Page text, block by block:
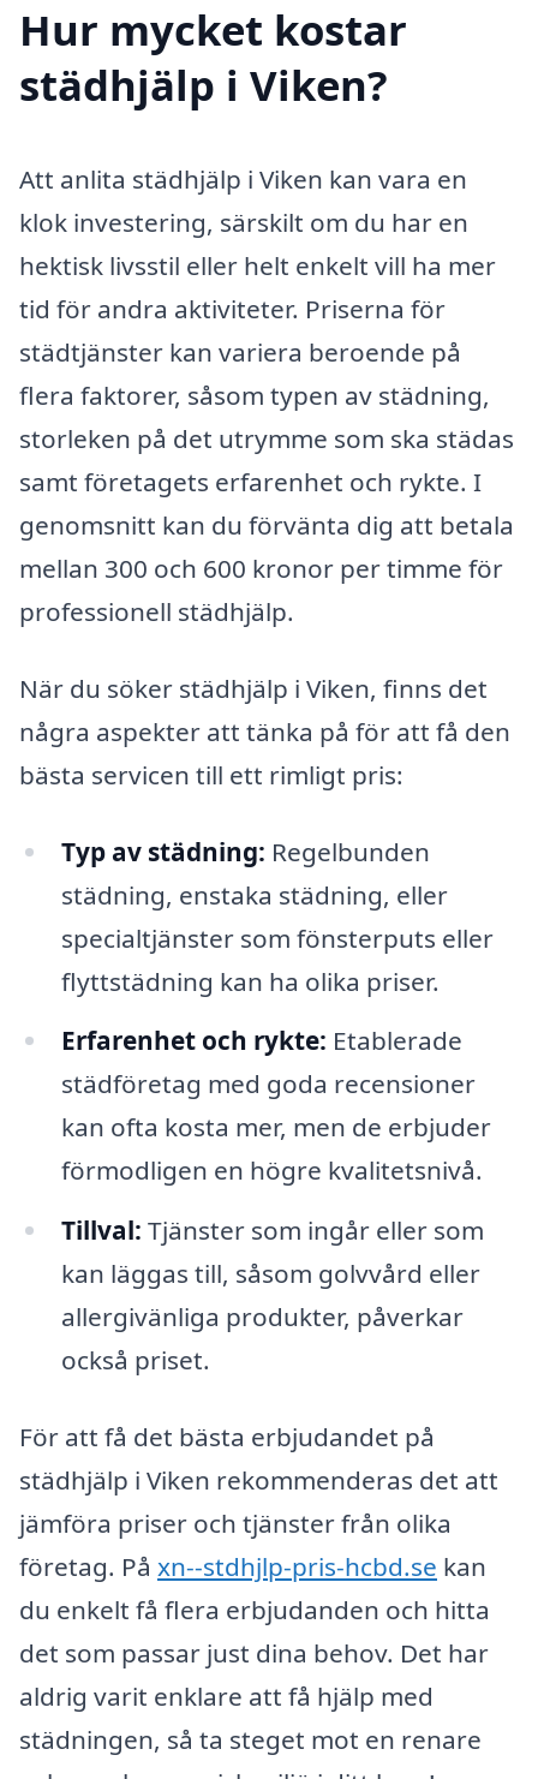
Hur mycket kostar
städhjälp i Viken?
Att anlita städhjälp i Viken kan vara en
klok investering, särskilt om du har en
hektisk livsstil eller helt enkelt vill ha mer
tid för andra aktiviteter. Priserna för
städtjänster kan variera beroende på
flera faktorer, såsom typen av städning,
storleken på det utrymme som ska städas
samt företagets erfarenhet och rykte. I
genomsnitt kan du förvänta dig att betala
mellan 300 och 600 kronor per timme för
professionell städhjälp.
När du söker städhjälp i Viken, finns det
några aspekter att tänka på för att få den
bästa servicen till ett rimligt pris:
Typ av städning: Regelbunden
städning, enstaka städning, eller
specialtjänster som fönsterputs eller
flyttstädning kan ha olika priser.
Erfarenhet och rykte: Etablerade
städföretag med goda recensioner
kan ofta kosta mer, men de erbjuder
förmodligen en högre kvalitetsnivå.
Tillval: Tjänster som ingår eller som
kan läggas till, såsom golvvård eller
allergivänliga produkter, påverkar
också priset.
För att få det bästa erbjudandet på
städhjälp i Viken rekommenderas det att
jämföra priser och tjänster från olika
företag. På xn--stdhjlp-pris-hcbd.se kan
du enkelt få flera erbjudanden och hitta
det som passar just dina behov. Det har
aldrig varit enklare att få hjälp med
städningen, så ta steget mot en renare